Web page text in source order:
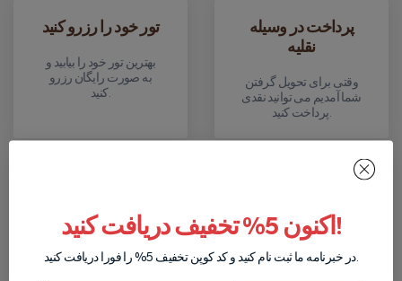
تور خود را رزرو کنید
بهترین تور خود را بیابید و
به صورت رایگان رزرو
کنید.
پرداخت در وسیله
نقلیه
وقتی برای تحویل گرفتن
شما آمدیم می توانید نقدی
پرداخت کنید.
برای توری که رزرو کرده
اید، شما را از هتلتان می
بریم.
بعد از تور شما را در هتل
اکنون 5% تخفیف دریافت کنید!
در خبرنامه ما ثبت نام کنید و کد کوپن تخفیف 5% را فورا دریافت کنید.